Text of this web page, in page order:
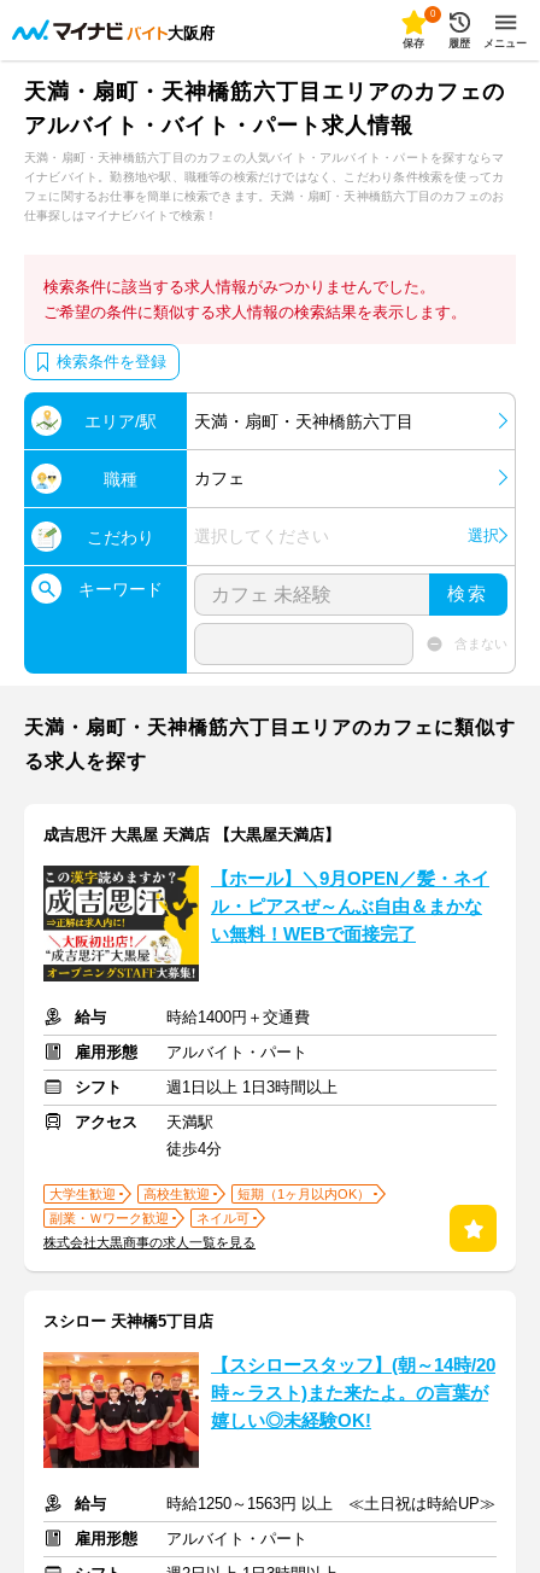
大阪府
0
保存 履歴 メニュー
天満・扇町・天神橋筋六丁目エリアのカフェの
アルバイト・バイト・パート求人情報
天満・扇町・天神橋筋六丁目のカフェの人気バイト・アルバイト・パートを探すならマ
イナビバイト。勤務地や駅、職種等の検索だけではなく、こだわり条件検索を使ってカ
フェに関するお仕事を簡単に検索できます。天満・扇町・天神橋筋六丁目のカフェのお
仕事探しはマイナビバイトで検索！
検索条件に該当する求人情報がみつかりませんでした。
ご希望の条件に類似する求人情報の検索結果を表示します。
検索条件を登録
エリア/駅 天満・扇町・天神橋筋六丁目
職種 カフェ
こだわり 選択してください 選択
キーワード 検索
含まない
天満・扇町・天神橋筋六丁目エリアのカフェに類似す
る求人を探す
成吉思汗 大黒屋 天満店 【大黒屋天満店】
【ホール】＼9月OPEN／髪・ネイ
ル・ピアスぜ～んぶ自由＆まかな
い無料！WEBで面接完了
給与
時給1400円＋交通費
雇用形態
アルバイト・パート
シフト
週1日以上 1日3時間以上
アクセス
天満駅
徒歩4分
大学生歓迎 高校生歓迎
短期（1ヶ月以内OK）
副業・Ｗワーク歓迎
ネイル可
株式会社大黒商事の求人一覧を見る
スシロー 天神橋5丁目店
【スシロースタッフ】(朝～14時/20
時～ラスト)また来たよ。の言葉が
嬉しい◎未経験OK!
給与
時給1250～1563円 以上 ≪土日祝は時給UP≫
雇用形態
アルバイト・パート